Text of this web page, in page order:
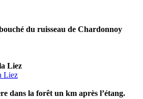
du ruisseau de Chardonnoy
Liez
Liez
dans la forêt un km après l’étang.